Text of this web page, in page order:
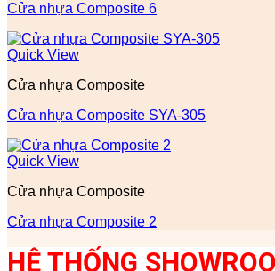
Cửa nhựa Composite 6
Quick View
Cửa nhựa Composite
Cửa nhựa Composite SYA-305
Quick View
Cửa nhựa Composite
Cửa nhựa Composite 2
HỆ THỐNG